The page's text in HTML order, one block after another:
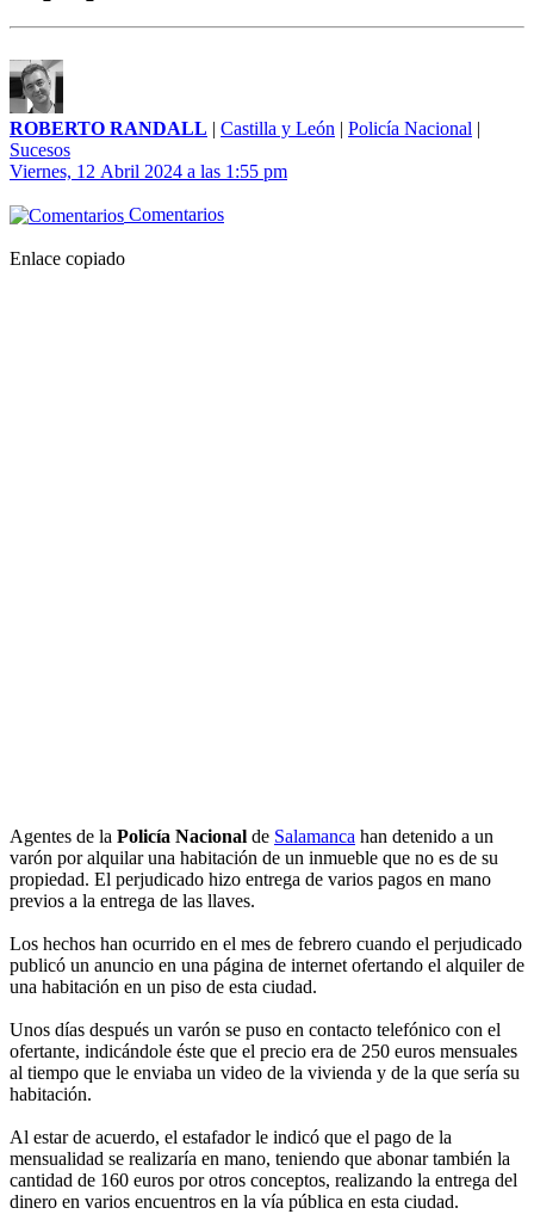
ROBERTO RANDALL | Castilla y León | Policía Nacional |
Sucesos
Viernes, 12 Abril 2024 a las 1:55 pm
Comentarios
Enlace copiado
Agentes de la Policía Nacional de Salamanca han detenido a un
varón por alquilar una habitación de un inmueble que no es de su
propiedad. El perjudicado hizo entrega de varios pagos en mano
previos a la entrega de las llaves.
Los hechos han ocurrido en el mes de febrero cuando el perjudicado
publicó un anuncio en una página de internet ofertando el alquiler de
una habitación en un piso de esta ciudad.
Unos días después un varón se puso en contacto telefónico con el
ofertante, indicándole éste que el precio era de 250 euros mensuales
al tiempo que le enviaba un video de la vivienda y de la que sería su
habitación.
Al estar de acuerdo, el estafador le indicó que el pago de la
mensualidad se realizaría en mano, teniendo que abonar también la
cantidad de 160 euros por otros conceptos, realizando la entrega del
dinero en varios encuentros en la vía pública en esta ciudad.